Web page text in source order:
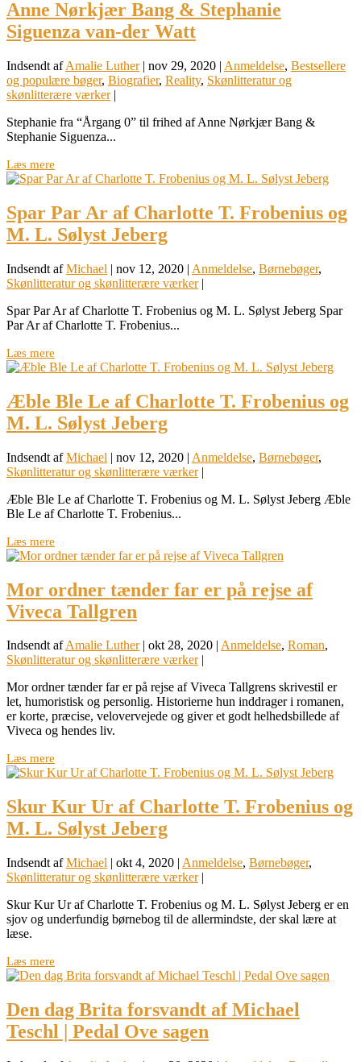
Anne Nørkjær Bang & Stephanie
Siguenza van-der Watt
Indsendt afAmalie Luther| nov 29, 2020 | Anmeldelse, Bestsellere
og populære bøger, Biografier, Reality, Skønlitteratur og
skønlitterære værker|
Stephanie fra “Årgang 0” til frihed af Anne Nørkjær Bang &
Stephanie Siguenza...
Læs mere
Spar Par Ar af Charlotte T. Frobenius og
M. L. Sølyst Jeberg
Indsendt afMichael | nov 12, 2020 | Anmeldelse, Børnebøger,
Skønlitteratur og skønlitterære værker|
Spar Par Ar af Charlotte T. Frobenius og M. L. Sølyst Jeberg Spar
Par Ar af Charlotte T. Frobenius...
Læs mere
Æble Ble Le af Charlotte T. Frobenius og
M. L. Sølyst Jeberg
Indsendt afMichael | nov 12, 2020 | Anmeldelse, Børnebøger,
Skønlitteratur og skønlitterære værker|
Æble Ble Le af Charlotte T. Frobenius og M. L. Sølyst Jeberg Æble
Ble Le af Charlotte T. Frobenius...
Læs mere
Mor ordner tænder far er på rejse af
Viveca Tallgren
Indsendt afAmalie Luther| okt 28, 2020 | Anmeldelse, Roman,
Skønlitteratur og skønlitterære værker|
Mor ordner tænder far er på rejse af Viveca Tallgrens skrivestil er
let, humoristisk og personlig. Historierne hun inddrager i romanen,
er korte, præcise, velovervejede og giver et godt helhedsbillede af
Viveca og hendes liv.
Læs mere
Skur Kur Ur af Charlotte T. Frobenius og
M. L. Sølyst Jeberg
Indsendt afMichael | okt 4, 2020 | Anmeldelse, Børnebøger,
Skønlitteratur og skønlitterære værker|
Skur Kur Ur af Charlotte T. Frobenius og M. L. Sølyst Jeberg er en
sjov og underfundig børnebog til de allermindste, der skal lære at
læse.
Læs mere
Den dag Brita forsvandt af Michael
Teschl | Pedal Ove sagen